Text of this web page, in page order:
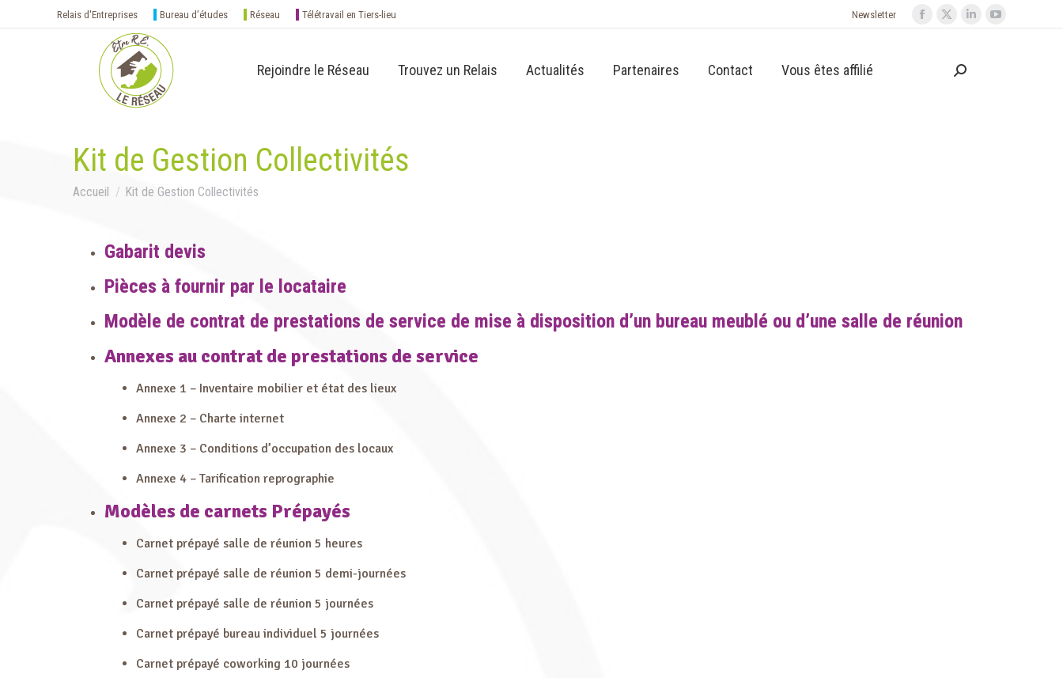
Relais d'Entreprises Bureau d’études Réseau Télétravail en Tiers-lieu Newsletter
Rejoindre le Réseau Trouvez un Relais Actualités Partenaires Contact Vous êtes affilié
Kit de Gestion Collectivités
Vous êtes ici :
Accueil Kit de Gestion Collectivités
Gabarit devis
Pièces à fournir par le locataire
Modèle de contrat de prestations de service de mise à disposition d’un bureau meublé ou d’une salle de réunion
Annexes au contrat de prestations de service
Annexe 1 – Inventaire mobilier et état des lieux
Annexe 2 – Charte internet
Annexe 3 – Conditions d’occupation des locaux
Annexe 4 – Tarification reprographie
Modèles de carnets Prépayés
Carnet prépayé salle de réunion 5 heures
Carnet prépayé salle de réunion 5 demi-journées
Carnet prépayé salle de réunion 5 journées
Carnet prépayé bureau individuel 5 journées
Carnet prépayé coworking 10 journées